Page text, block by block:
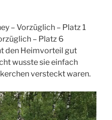
– Vorzüglich – Platz 1
– Platz 6
den Heimvorteil gut
wusste sie einfach
versteckt waren.